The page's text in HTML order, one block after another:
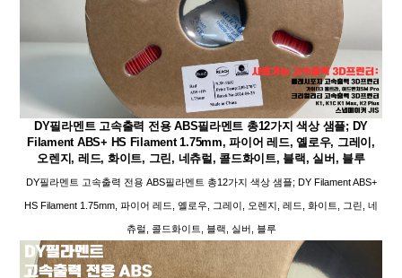
DY필라멘트 고속출력 전용 ABS필라멘트 총12가지 색상 샘플; DY
Filament ABS+ HS Filament 1.75mm, 파이어 레드, 옐로우, 그레이,
오렌지, 레드, 화이트, 그린, 네츄럴, 콜드화이트, 블랙, 실버, 블루
DY필라멘트 고속출력 전용 ABS필라멘트 총12가지 색상 샘플; DY Filament ABS+
HS Filament 1.75mm, 파이어 레드, 옐로우, 그레이, 오렌지, 레드, 화이트, 그린, 네
츄럴, 콜드화이트, 블랙, 실버, 블루